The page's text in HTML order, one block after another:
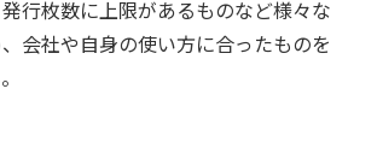
行枚数に上限があるものなど様々な
会社や自身の使い方に合ったものを